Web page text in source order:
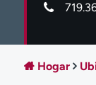
Dar Hogar